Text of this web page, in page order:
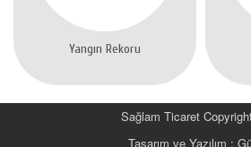
Yangın Rekoru
Sağlam Ticaret
Tasarım ve Yazılım :